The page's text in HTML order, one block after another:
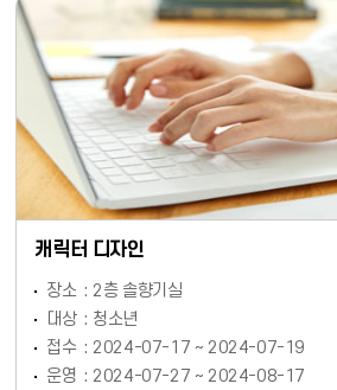
캐릭터 디자인
장소
2층 솔향기실
대상
청소년
접수
2024-07-17 ~ 2024-07-19
운영
2024-07-27 ~ 2024-08-17